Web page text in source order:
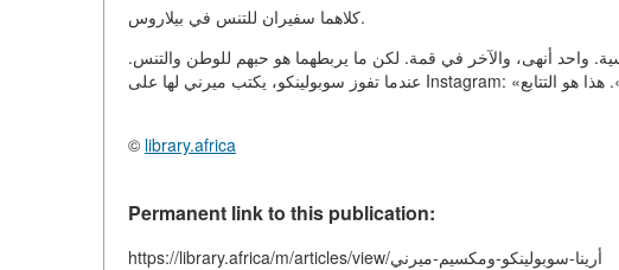
كلاهما سفيران للتنس في بيلاروس.
واحد أنهى، والآخر في قمة. لكن ما يربطهما هو حبهم للوطن والتنس.
© library.africa
Permanent link to this publication:
https://library.africa/m/articles/view/أرينا-سوبولينكو-ومكسيم-ميرني